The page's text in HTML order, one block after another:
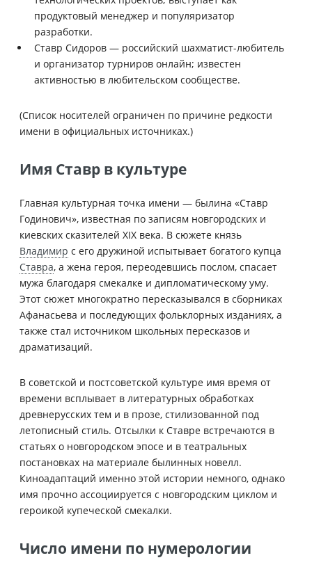
продуктовый менеджер и популяризатор
разработки.
Ставр Сидоров — российский шахматист-любитель
и организатор турниров онлайн; известен
активностью в любительском сообществе.
(Список носителей ограничен по причине редкости
имени в официальных источниках.)
Имя Ставр в культуре
Главная культурная точка имени — былина «Ставр
Годинович», известная по записям новгородских и
киевских сказителей XIX века. В сюжете князь
Владимир с его дружиной испытывает богатого купца
Ставра, а жена героя, переодевшись послом, спасает
мужа благодаря смекалке и дипломатическому уму.
Этот сюжет многократно пересказывался в сборниках
Афанасьева и последующих фольклорных изданиях, а
также стал источником школьных пересказов и
драматизаций.
В советской и постсоветской культуре имя время от
времени всплывает в литературных обработках
древнерусских тем и в прозе, стилизованной под
летописный стиль. Отсылки к Ставрe встречаются в
статьях о новгородском эпосе и в театральных
постановках на материале былинных новелл.
Киноадаптаций именно этой истории немного, однако
имя прочно ассоциируется с новгородским циклом и
героикой купеческой смекалки.
Число имени по нумерологии